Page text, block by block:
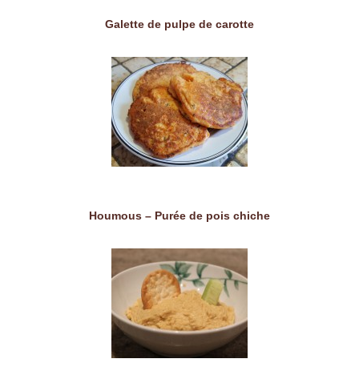
Galette de pulpe de carotte
Houmous – Purée de pois chiche